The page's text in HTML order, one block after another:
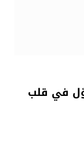
في قلب